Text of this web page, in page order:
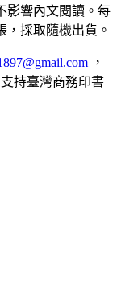
影響內文閱讀。每
採取隨機出貨。
，
持臺灣商務印書